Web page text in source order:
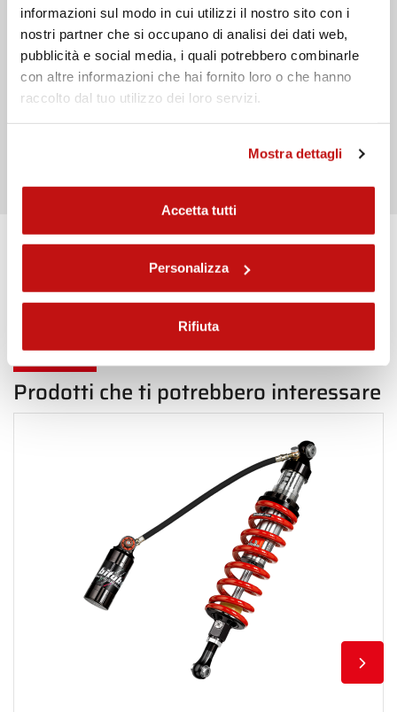
informazioni sul modo in cui utilizzi il nostro sito con i
nostri partner che si occupano di analisi dei dati web,
pubblicità e social media, i quali potrebbero combinarle
con altre informazioni che hai fornito loro o che hanno
raccolto dal tuo utilizzo dei loro servizi.
Mostra dettagli
Accetta tutti
Personalizza
Rifiuta
Ho preso visione dell' informativa privacy
Torna indietro in Posteriore
Prodotti che ti potrebbero interessare